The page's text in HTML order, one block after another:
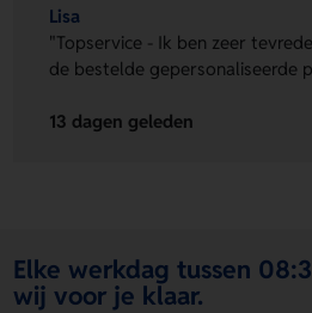
Lisa
"Topservice - Ik ben zeer
de bestelde gepersonaliseerde
13 dagen geleden
Elke werkdag tussen
wij voor je klaar.